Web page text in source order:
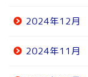
2024年12月
2024年11月